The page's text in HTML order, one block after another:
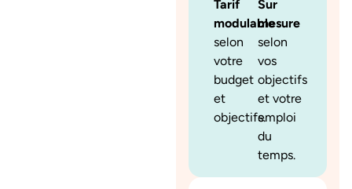
Tarif
modulable
selon
votre
budget
et
objectifs.
Sur
mesure
selon
vos
objectifs
et votre
emploi
du
temps.